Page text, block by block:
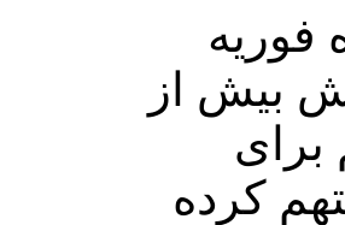
فوریه
بیش از
برای
کرده